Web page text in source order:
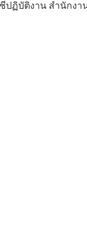
ปฏิบัติงาน สำนักง